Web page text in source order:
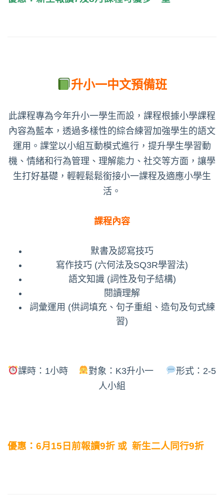
升小一中文預備班
此課程專為今年升小一學生而設，課程根據小學課程
內容為藍本，透過多樣性的綜合練習加強學生的語文
運用。課堂以小組互動模式進行，提升學生學習動
機、情緒和行為管理、理解能力、社交等方面，讓學
生打好基礎，輕輕鬆鬆銜接小一課程及適應小學生
活。
課程內容
默書及認寫技巧
寫作技巧 (六何法及SQ3R學習法)
語文知識 (詞性及句子結構)
閱讀理解
詞彙運用 (供詞填充、句子重組、造句及句式練
習)
課時：1小時 對象：K3升小一
形式：2-5
人小組
優惠：6月15日前報讀9折 或 新生二人同行9折